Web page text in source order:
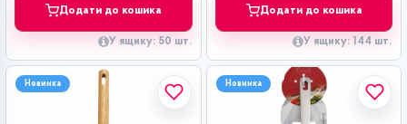
Додати до кошика
У ящику: 50 шт.
Додати до кошика
У ящику: 144 шт.
Новинка Новинка